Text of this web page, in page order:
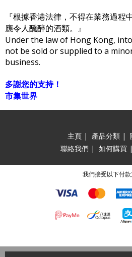
『根據香港法律，不得在業務過程
應令人醺醉的酒類。』
Under the law of Hong Kong,
not be sold or supplied to a
business.
多謝您的支持！
市集世界
主頁 | 產品分類 |
聯絡我們 | 如何購買 |
我們接受以下付